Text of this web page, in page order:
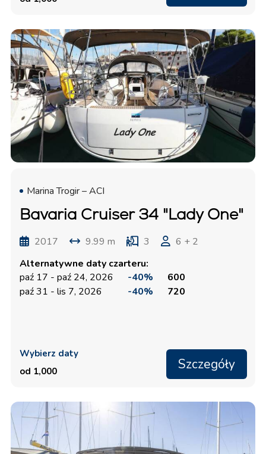
Marina Trogir – ACI
Bavaria Cruiser 34 "Lady One"
2017 9.99 m 3
6 + 2
Alternatywne daty czarteru:
paź 17 - paź 24, 2026
-40%
600
paź 31 - lis 7, 2026
-40% 720
Wybierz daty
od 1,000
Szczegóły